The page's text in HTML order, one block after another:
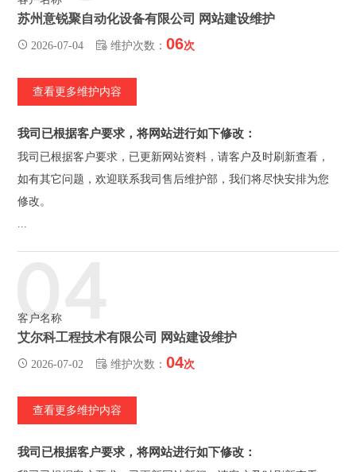
苏州意锐聚自动化设备有限公司 网站建设维护
2026-07-04 维护次数：06次
查看更多维护内容
我司已根据客户要求，将网站进行如下修改：
我司已根据客户要求，已更新网站资料，请客户及时刷新查看，
如有其它问题，欢迎联系我司售后维护部，我们将尽快安排为您
修改。
...
04
客户名称
艾尔科工程技术有限公司 网站建设维护
2026-07-02 维护次数：04次
查看更多维护内容
我司已根据客户要求，将网站进行如下修改：